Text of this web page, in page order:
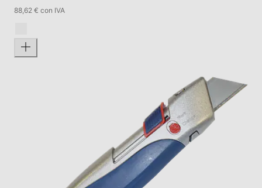
88,62 € con IVA